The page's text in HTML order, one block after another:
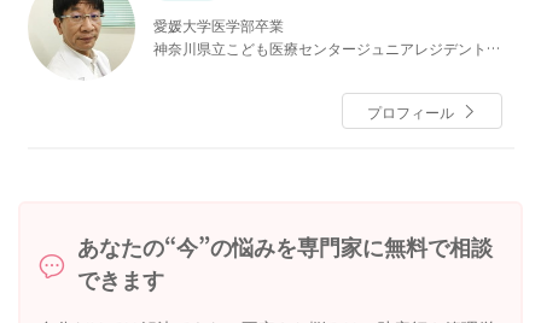
愛媛大学医学部卒業
神奈川県立こども医療センタージュニアレジデント
神奈川県立こども医療センター周産期医療部・新生児
プロフィール
あなたの“今”の悩みを専門家に無料で相談
できます